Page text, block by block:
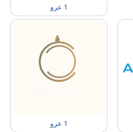
1 عرو
1 عرو